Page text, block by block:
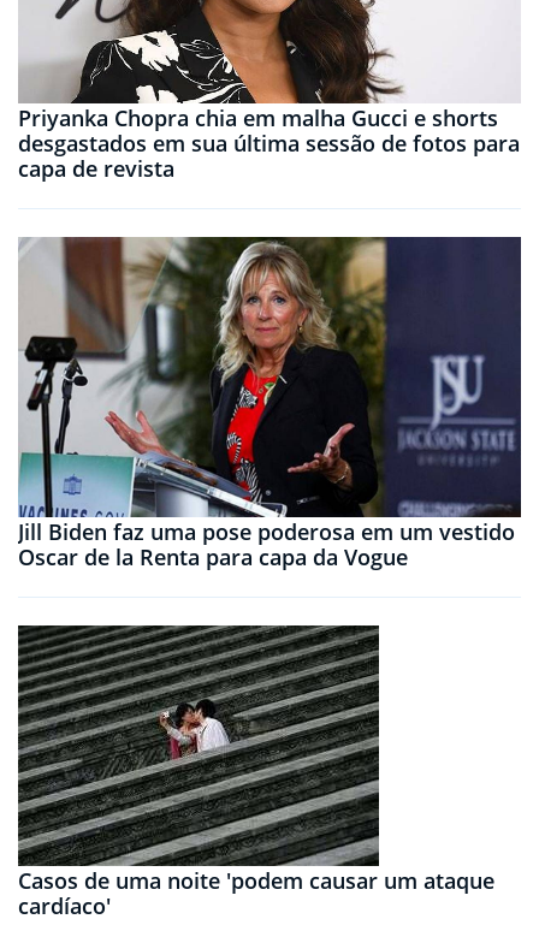
Priyanka Chopra chia em malha Gucci e shorts
desgastados em sua última sessão de fotos para
capa de revista
Jill Biden faz uma pose poderosa em um vestido
Oscar de la Renta para capa da Vogue
Casos de uma noite 'podem causar um ataque
cardíaco'